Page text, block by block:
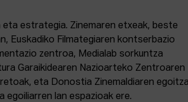
eta estrategia. Zinemaren etxeak, beste
Euskadiko Filmategiaren kontserbazio
zentroa, Medialab sorkuntza
Garaikidearen Nazioarteko Zentroaren
eta Donostia Zinemaldiaren egoitza
egoiliarren lan espazioak ere.